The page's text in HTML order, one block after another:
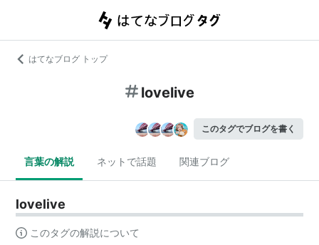
はてなブログ トップ
lovelive
このタグでブログを書く
言葉の解説 ネットで話題 関連ブログ
lovelive
このタグの解説について